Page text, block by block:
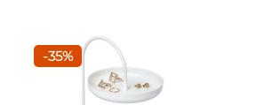
-35%